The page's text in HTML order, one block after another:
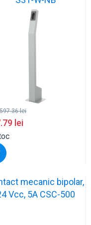
597.36lei
lei
mecanic bipolar,
Vcc, 5A CSC-500